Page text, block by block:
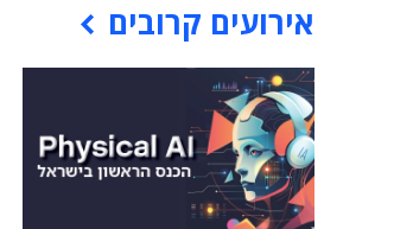
אירועים קרובים